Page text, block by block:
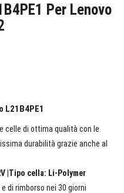
Per Lenovo
celle di ottima qualità con le
durabilità grazie anche al
|Tipo cella: Li-Polymer
di rimborso nei 30 giorni